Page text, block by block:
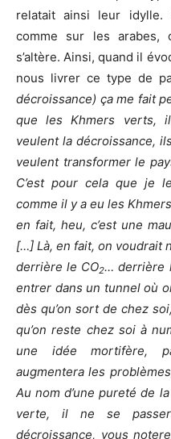
relatait ainsi leur idylle.
comme sur les
s’altère. Ainsi, quand il
nous livrer ce type de
décroissance) ça me fait
que les Khmers verts,
veulent la décroissance,
veulent transformer le
C’est pour cela que je
comme il y a eu les
en fait, heu, c’est une
[…] Là, en fait, on voudrait
derrière le CO2… derrière
entrer dans un tunnel où
dès qu’on sort de chez
qu’on reste chez soi à
une idée mortifère,
augmentera les
Au nom d’une pureté de
verte, il ne se
décroissance, vous